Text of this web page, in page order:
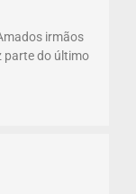
irmãos
parte do último